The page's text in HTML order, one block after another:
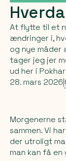
At flytte til et
ændringer i,
og nye måder
tager jeg jer
ud her i
28. mars 2026|
Morgenerne
sammen. Vi
der utroligt
man kan få